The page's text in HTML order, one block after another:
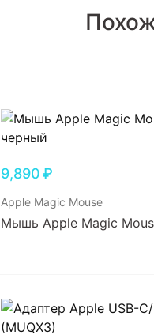
9,890₽
Apple Magic Mouse
Мышь Apple Magic